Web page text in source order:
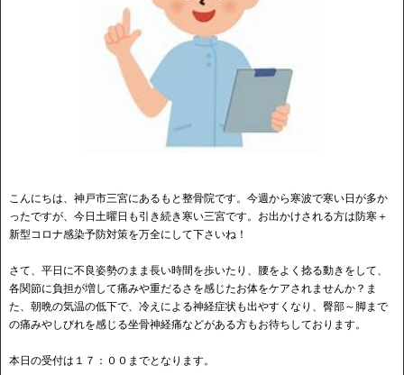
こんにちは、神戸市三宮にあるもと整骨院です。今週から寒波で寒い日が多か
ったですが、今日土曜日も引き続き寒い三宮です。お出かけされる方は防寒＋
新型コロナ感染予防対策を万全にして下さいね！
さて、平日に不良姿勢のまま長い時間を歩いたり、腰をよく捻る動きをして、
各関節に負担が増して痛みや重だるさを感じたお体をケアされませんか？ま
た、朝晩の気温の低下で、冷えによる神経症状も出やすくなり、臀部～脚まで
の痛みやしびれを感じる坐骨神経痛などがある方もお待ちしております。
本日の受付は１７：００までとなります。